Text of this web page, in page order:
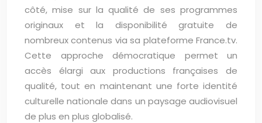
côté, mise sur la qualité de ses programmes
originaux et la disponibilité gratuite de
nombreux contenus via sa plateforme France.tv.
Cette approche démocratique permet un
accès élargi aux productions françaises de
qualité, tout en maintenant une forte identité
culturelle nationale dans un paysage audiovisuel
de plus en plus globalisé.